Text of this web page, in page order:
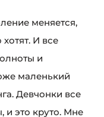
меняется,
хотят. И все
и
маленький
Девчонки все
это круто. Мне